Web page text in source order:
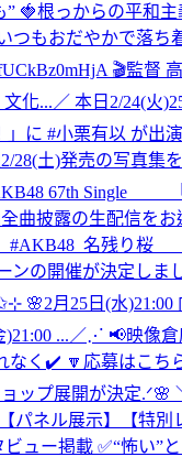
🍓根っからの平和主
つもおだやかで落ち
🎬監督
化... ／ 本日2/24(火
」に #小栗有以 が出
28(土)発売の写真集
Single 『#
露の生配信をお
名残
開催が決定しま
🌸2月25日(水
... ／⋰ 📢映像倉
く✔️ 🔽応募はこち
ップ展開が決定.ᐟ🌸
パネル展示】【特別
ュー掲載 ✅“怖い”